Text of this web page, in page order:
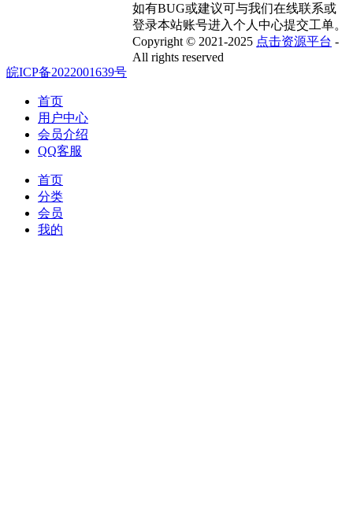
如有BUG或建议可与我们在线联系或
登录本站账号进入个人中心提交工单。
Copyright © 2021-2025 点击资源平台 -
All rights reserved
皖ICP备2022001639号
首页
用户中心
会员介绍
QQ客服
首页
分类
会员
我的